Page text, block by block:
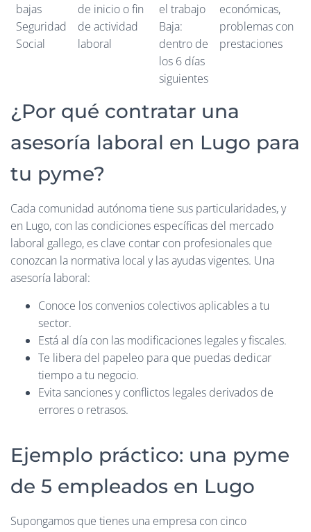
bajas
Seguridad
Social
de inicio o fin
de actividad
laboral
el trabajo
Baja:
dentro de
los 6 días
siguientes
económicas,
problemas con
prestaciones
¿Por qué contratar una
asesoría laboral en Lugo para
tu pyme?
Cada comunidad autónoma tiene sus particularidades, y
en Lugo, con las condiciones específicas del mercado
laboral gallego, es clave contar con profesionales que
conozcan la normativa local y las ayudas vigentes. Una
asesoría laboral:
Conoce los convenios colectivos aplicables a tu
sector.
Está al día con las modificaciones legales y fiscales.
Te libera del papeleo para que puedas dedicar
tiempo a tu negocio.
Evita sanciones y conflictos legales derivados de
errores o retrasos.
Ejemplo práctico: una pyme
de 5 empleados en Lugo
Supongamos que tienes una empresa con cinco